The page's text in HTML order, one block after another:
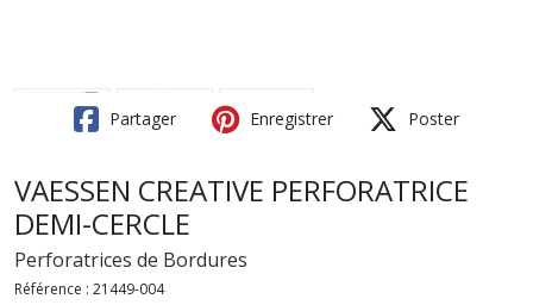
Partager Enregistrer Poster
VAESSEN CREATIVE PERFORATRICE
DEMI-CERCLE
Perforatrices de Bordures
Référence : 21449-004